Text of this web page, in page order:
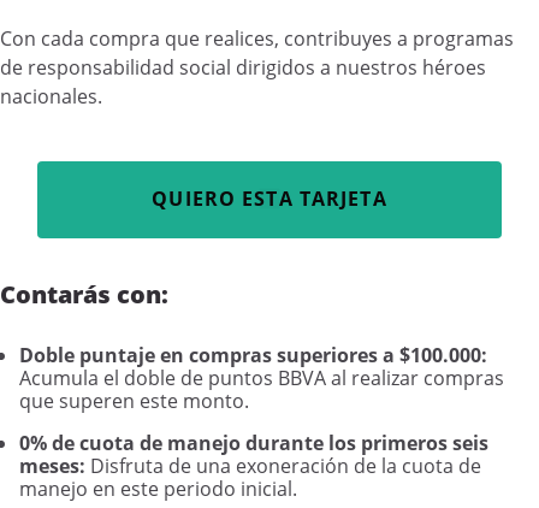
Con cada compra que realices, contribuyes a programas
de responsabilidad social dirigidos a nuestros héroes
nacionales.
QUIERO ESTA TARJETA
Contarás con:
Doble puntaje en compras superiores a $100.000:
Acumula el doble de puntos BBVA al realizar compras
que superen este monto.
0% de cuota de manejo durante los primeros seis
meses: Disfruta de una exoneración de la cuota de
manejo en este periodo inicial.